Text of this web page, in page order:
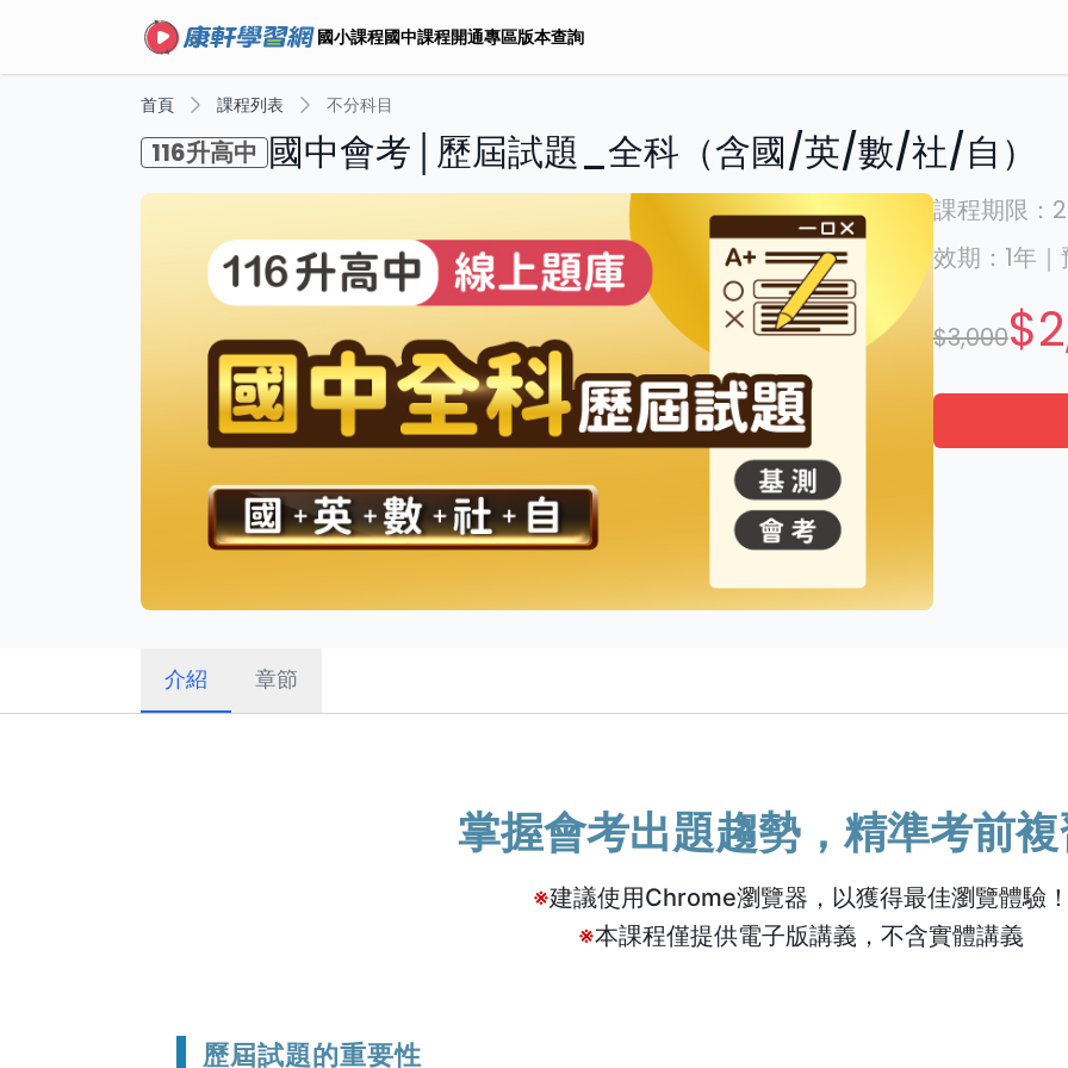
國小課程國中課程開通專區版本查詢
首頁 課程列表 不分科目
116升高中 國中會考│歷屆試題_全科（含國/英/數/社/自）
課程期限：
效期： 1年 ｜
$3,000
介紹 章節
掌握會考出題趨勢，精準考前
※建議使用Chrome瀏覽器，以獲得最佳瀏覽體驗
※本課程僅提供電子版講義，不含實體講義
歷屆試題的重要性